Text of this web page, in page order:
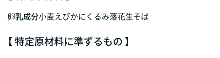
卵乳成分小麦えびかにくるみ落花生そば
【 特定原材料に準ずるもの 】